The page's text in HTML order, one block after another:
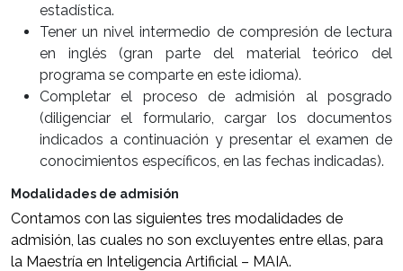
estadística.
Tener un nivel intermedio de compresión de lectura
en inglés (gran parte del material teórico del
programa se comparte en este idioma).
Completar el proceso de admisión al posgrado
(diligenciar el formulario, cargar los documentos
indicados a continuación y presentar el examen de
conocimientos específicos, en las fechas indicadas).
Modalidades de admisión
Contamos con las siguientes tres modalidades de
admisión, las cuales no son excluyentes entre ellas, para
la Maestría en Inteligencia Artificial – MAIA.